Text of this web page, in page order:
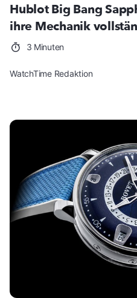
Hublot Big Bang
ihre Mechanik
3 Minuten
WatchTime Redaktion